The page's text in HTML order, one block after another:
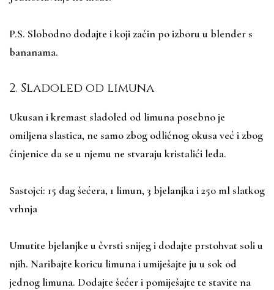
P.S. Slobodno dodajte i koji začin po izboru u blender s
bananama.
2. Sladoled od limuna
Ukusan i kremast sladoled od limuna posebno je
omiljena slastica, ne samo zbog odličnog okusa već i zbog
činjenice da se u njemu ne stvaraju kristalići leda.
Sastojci: 15 dag šećera, 1 limun, 3 bjelanjka i 250 ml slatkog
vrhnja
Umutite bjelanjke u čvrsti snijeg i dodajte prstohvat soli u
njih. Naribajte koricu limuna i umiješajte ju u sok od
jednog limuna. Dodajte šećer i pomiješajte te stavite na